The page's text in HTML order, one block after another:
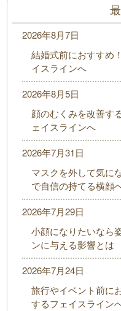
結婚式前におすすめ
イスラインへ
2026年8月7日
顔のむくみを改善す
ェイスラインへ
2026年8月5日
マスクを外して気に
で自信の持てる横顔
2026年7月31日
小顔になりたいなら
ンに与える影響とは
2026年7月29日
旅行やイベント前に
するフェイスライン
2026年7月24日